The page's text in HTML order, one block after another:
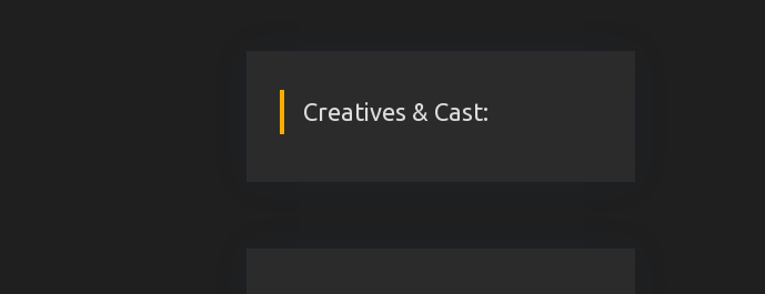
Creatives & Cast: